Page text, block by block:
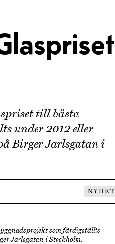
till bästa
under 2012 eller
Birger Jarlsgatan i
NYHET
som färdigställts
Jarlsgatan i Stockholm.